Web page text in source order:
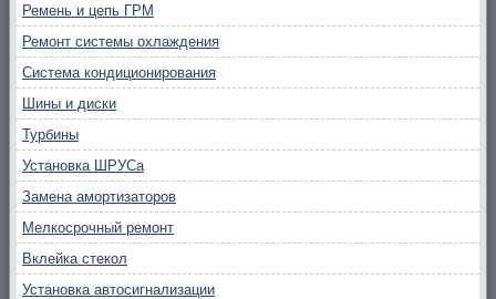
Ремень и цепь ГРМ
Ремонт системы охлаждения
Система кондиционирования
Шины и диски
Турбины
Установка ШРУСа
Замена амортизаторов
Мелкосрочный ремонт
Вклейка стекол
Установка автосигнализации